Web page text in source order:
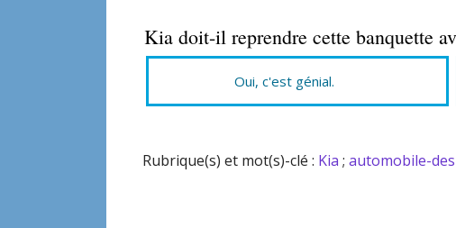
Kia doit-il reprendre cette banquette
Oui, c'est génial.
Rubrique(s) et mot(s)-clé : Kia ;automobile-